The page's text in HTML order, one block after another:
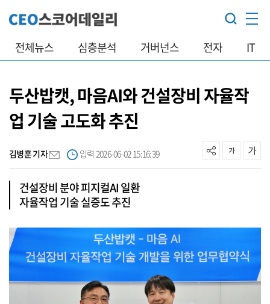
전체뉴스 심층분석 거버넌스 전자 IT
두산밥캣, 마음AI와 건설장비 자율작
업 기술 고도화 추진
김병훈 기자 입력 2026-06-02 15:16:39
건설장비 분야 피지컬AI 일환
자율작업 기술 실증도 추진